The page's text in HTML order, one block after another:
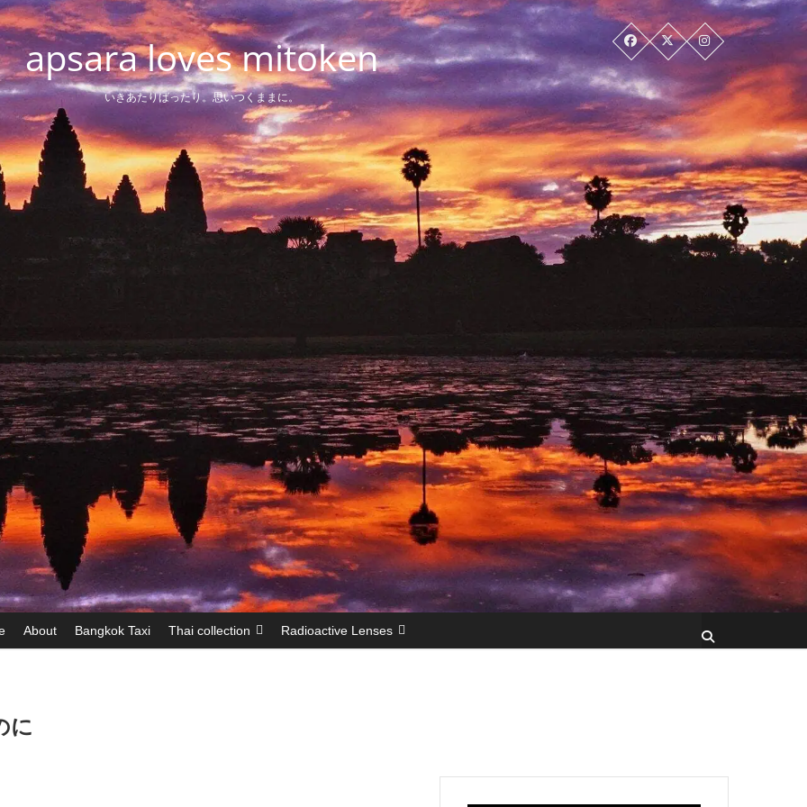
apsara loves mitoken
いきあたりばったり。思いつくままに。
About Bangkok Taxi Thai collection Radioactive Lenses
に